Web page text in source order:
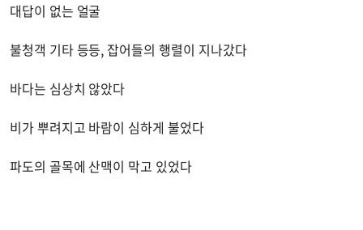
대답이 없는 얼굴
불청객 기타 등등, 잡어들의 행렬이 지나갔다
바다는 심상치 않았다
비가 뿌려지고 바람이 심하게 불었다
파도의 골목에 산맥이 막고 있었다